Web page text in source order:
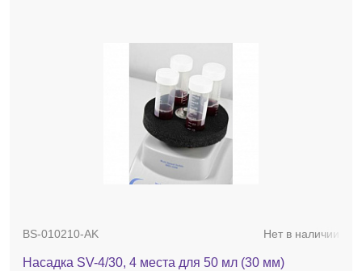
BS-010210-AK Нет в наличии
Насадка SV-4/30, 4 места для 50 мл (30 мм)